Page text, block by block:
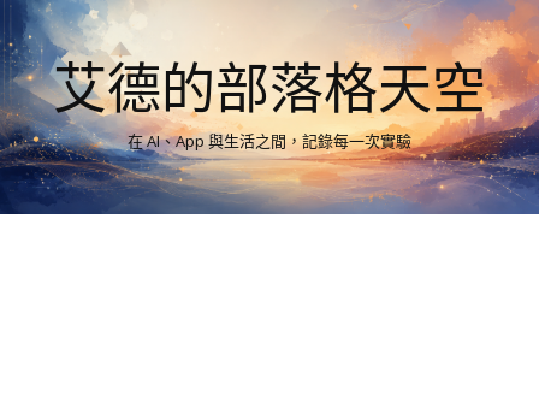
艾德的部落格天空
在 AI、App 與生活之間，記錄每一次實驗